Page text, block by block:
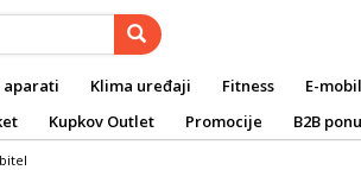
aparati Klima uređaji Fitness E-
Kupkov Outlet Promocije B2B